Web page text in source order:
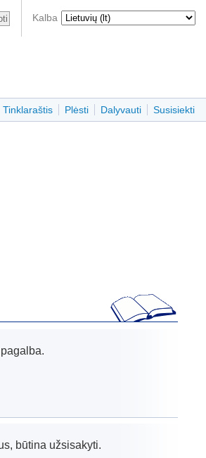
Kalba
Tinklaraštis Plėsti Dalyvauti Susisiekti
būtina užsisakyti.